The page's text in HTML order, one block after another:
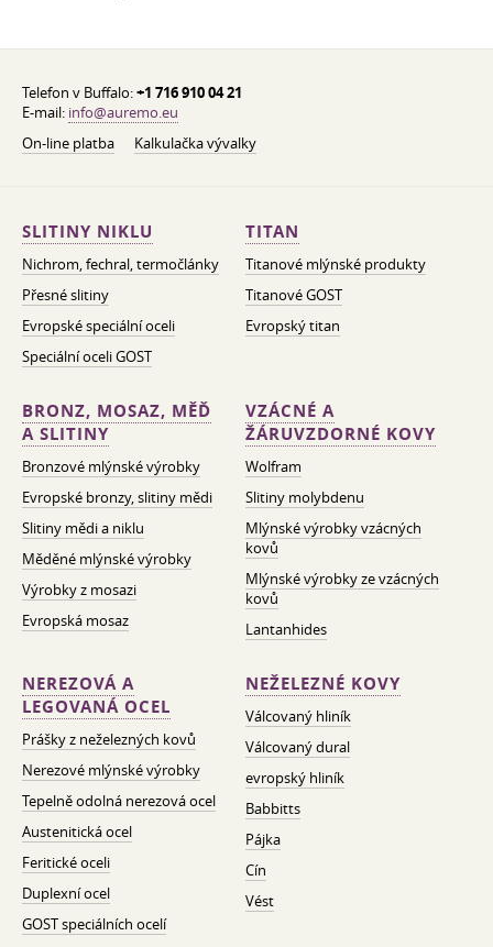
Telefon v Buffalo:+1 716 910 04 21
E-mail: info@auremo.eu
On-line platba
Kalkulačka vývalky
SLITINY NIKLU
Nichrom, fechral, termočlánky
Přesné slitiny
Evropské speciální oceli
Speciální oceli GOST
TITAN
Titanové mlýnské produkty
Titanové GOST
Evropský titan
BRONZ, MOSAZ, MĚĎ
A SLITINY
Bronzové mlýnské výrobky
Evropské bronzy, slitiny mědi
Slitiny mědi a niklu
Měděné mlýnské výrobky
Výrobky z mosazi
Evropská mosaz
VZÁCNÉ A
ŽÁRUVZDORNÉ KOVY
Wolfram
Slitiny molybdenu
Mlýnské výrobky vzácných
kovů
Mlýnské výrobky ze vzácných
kovů
Lantanhides
NEREZOVÁ A
LEGOVANÁ OCEL
Prášky z neželezných kovů
Nerezové mlýnské výrobky
Tepelně odolná nerezová ocel
Austenitická ocel
Feritické oceli
Duplexní ocel
GOST speciálních ocelí
NEŽELEZNÉ KOVY
Válcovaný hliník
Válcovaný dural
evropský hliník
Babbitts
Pájka
Cín
Vést